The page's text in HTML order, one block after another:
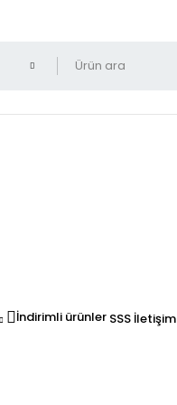
İndirimli ürünler SSS İletişim